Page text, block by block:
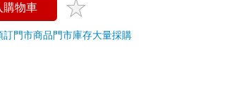
購物車
訂門市商品門市庫存大量採購